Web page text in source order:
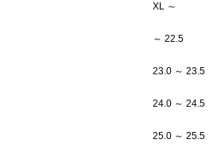
XL ～
～ 22.5
23.0 ～ 23.5
24.0 ～ 24.5
25.0 ～ 25.5